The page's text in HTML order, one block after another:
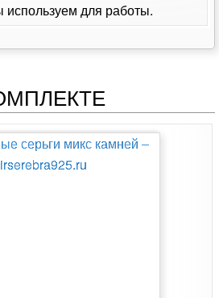
используем для работы.